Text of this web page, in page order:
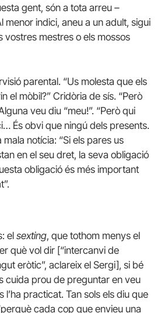
gent, són a tota arreu –
menor indici, aneu a un adult, sigui
vostres mestres o els mossos
parental. “Us molesta que els
el mòbil?” Cridòria de sís. “Però
veu diu “meu!”. “Però qui
És obvi que ningú dels presents.
mala notícia: “Si els pares us
en el seu dret, la seva obligació
obligació és més important
el sexting, que tothom menys el
què vol dir [“intercanvi de
eròtic”, aclareix el Sergi], si bé
cuida prou de preguntar en veu
l’ha practicat. Tan sols els diu que
cada cop que envieu una